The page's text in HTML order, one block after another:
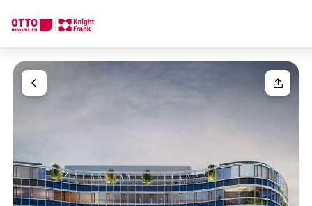
Wir finden Ihre
Traumimmobilie
Online
Immobilie konfigurieren & finden lassen